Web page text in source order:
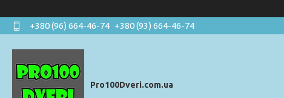
+380 (96) 664-46-74 +380 (93) 664-46-74
Pro100Dveri.com.ua